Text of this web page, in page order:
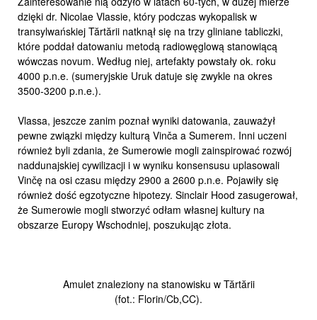
dzięki dr. Nicolae Vlassie, który podczas wykopalisk w
transylwańskiej Tărtării natknął się na trzy gliniane tabliczki,
które poddał datowaniu metodą radiowęglową stanowiącą
wówczas novum. Według niej, artefakty powstały ok. roku
4000 p.n.e. (sumeryjskie Uruk datuje się zwykle na okres
3500-3200 p.n.e.).
Vlassa, jeszcze zanim poznał wyniki datowania, zauważył
pewne związki między kulturą Vinča a Sumerem. Inni uczeni
również byli zdania, że Sumerowie mogli zainspirować rozwój
naddunajskiej cywilizacji i w wyniku konsensusu uplasowali
Vinčę na osi czasu między 2900 a 2600 p.n.e. Pojawiły się
również dość egzotyczne hipotezy. Sinclair Hood zasugerował,
że Sumerowie mogli stworzyć odłam własnej kultury na
obszarze Europy Wschodniej, poszukując złota.
Amulet znaleziony na stanowisku w Tărtării
(fot.: Florin/Cb,CC).